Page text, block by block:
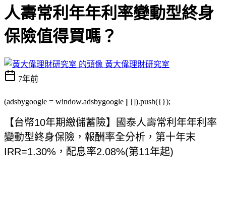
人壽常利年年利率變動型終身
保險值得買嗎？
黃大偉理財研究室
7年前
(adsbygoogle = window.adsbygoogle || []).push({});
【台幣10年期繳儲蓄險】國泰人壽常利年年利率
變動型終身保險，報酬率全分析，第十年末
IRR=1.30%，配息率2.08%(第11年起)